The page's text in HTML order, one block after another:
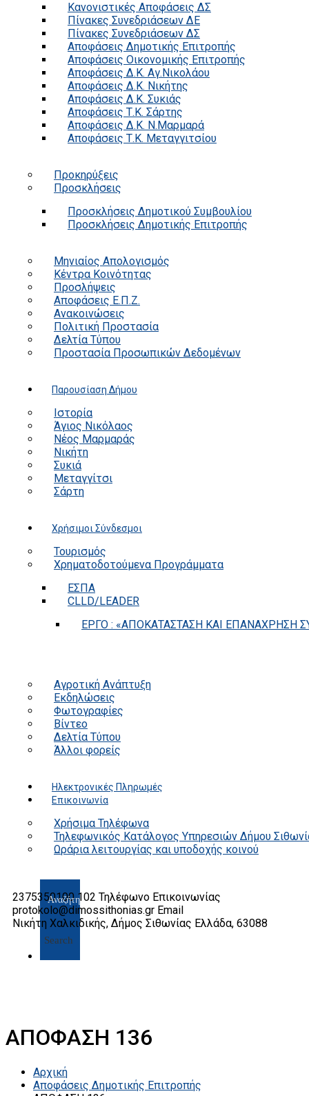
Κανονιστικές Αποφάσεις ΔΣ
Πίνακες Συνεδριάσεων ΔΕ
Πίνακες Συνεδριάσεων ΔΣ
Αποφάσεις Δημοτικής Επιτροπής
Αποφάσεις Οικονομικής Επιτροπής
Αποφάσεις Δ.Κ. Αγ.Νικολάου
Αποφάσεις Δ.Κ. Νικήτης
Αποφάσεις Δ.Κ. Συκιάς
Αποφάσεις Τ.Κ. Σάρτης
Αποφάσεις Δ.Κ. Ν.Μαρμαρά
Αποφάσεις Τ.Κ. Μεταγγιτσίου
Προκηρύξεις
Προσκλήσεις
Προσκλήσεις Δημοτικού Συμβουλίου
Προσκλήσεις Δημοτικής Επιτροπής
Μηνιαίος Απολογισμός
Κέντρα Κοινότητας
Προσλήψεις
Αποφάσεις Ε.Π.Ζ.
Ανακοινώσεις
Πολιτική Προστασία
Δελτία Τύπου
Προστασία Προσωπικών Δεδομένων
Παρουσίαση Δήμου
Ιστορία
Άγιος Νικόλαος
Νέος Μαρμαράς
Νικήτη
Συκιά
Μεταγγίτσι
Σάρτη
Χρήσιμοι Σύνδεσμοι
Τουρισμός
Χρηματοδοτούμενα Προγράμματα
ΕΣΠΑ
CLLD/LEADER
ΕΡΓΟ : «ΑΠΟΚΑΤΑΣΤΑΣΗ ΚΑΙ ΕΠΑΝΑΧΡΗΣΗ
Αγροτική Ανάπτυξη
Εκδηλώσεις
Φωτογραφίες
Βίντεο
Δελτία Τύπου
Άλλοι φορείς
Ηλεκτρονικές Πληρωμές
Επικοινωνία
Χρήσιμα Τηλέφωνα
Τηλεφωνικός Κατάλογος Υπηρεσιών Δήμου
Ωράρια λειτουργίας και υποδοχής κοινού
Search
2375350100 102 Τηλέφωνο Επικοινωνίας
protokolo@dimossithonias.gr Email
Νικήτη Χαλκιδικής, Δήμος Σιθωνίας Ελλάδα, 63088
ΑΠΟΦΑΣΗ 136
Αρχική
Αποφάσεις Δημοτικής Επιτροπής